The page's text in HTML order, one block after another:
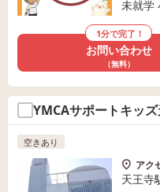
未就学
1分で完了！
お問い合わせ
（無料）
YMCAサポートキッ
空きあり
アク
天王寺